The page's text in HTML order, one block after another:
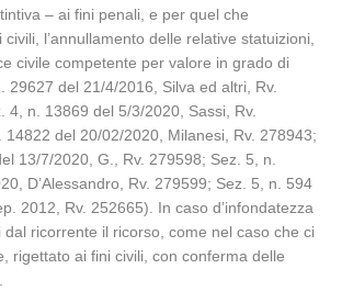
– ai fini penali, e per quel che
l’annullamento delle relative statuizioni,
civile competente per valore in grado di
29627 del 21/4/2016, Silva ed altri, Rv.
4, n. 13869 del 5/3/2020, Sassi, Rv.
14822 del 20/02/2020, Milanesi, Rv. 278943;
13/7/2020, G., Rv. 279598; Sez. 5, n.
D’Alessandro, Rv. 279599; Sez. 5, n. 594
2012, Rv. 252665). In caso d’infondatezza
ricorrente il ricorso, come nel caso che ci
rigettato ai fini civili, con conferma delle